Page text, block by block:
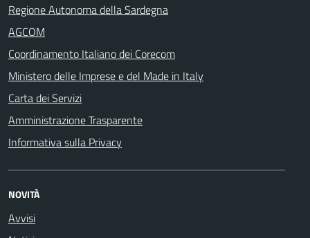
Regione Autonoma della Sardegna
AGCOM
Coordinamento Italiano dei Corecom
Ministero delle Imprese e del Made in Italy
Carta dei Servizi
Amministrazione Trasparente
Informativa sulla Privacy
NOVITÀ
Avvisi